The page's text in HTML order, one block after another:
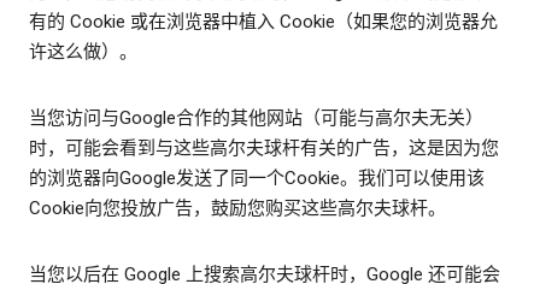
有的 Cookie 或在浏览器中植入 Cookie（如果您的浏览器允
许这么做）。
当您访问与Google合作的其他网站（可能与高尔夫无关）
时，可能会看到与这些高尔夫球杆有关的广告，这是因为您
的浏览器向Google发送了同一个Cookie。我们可以使用该
Cookie向您投放广告，鼓励您购买这些高尔夫球杆。
当您以后在 Google 上搜索高尔夫球杆时，Google 还可能会